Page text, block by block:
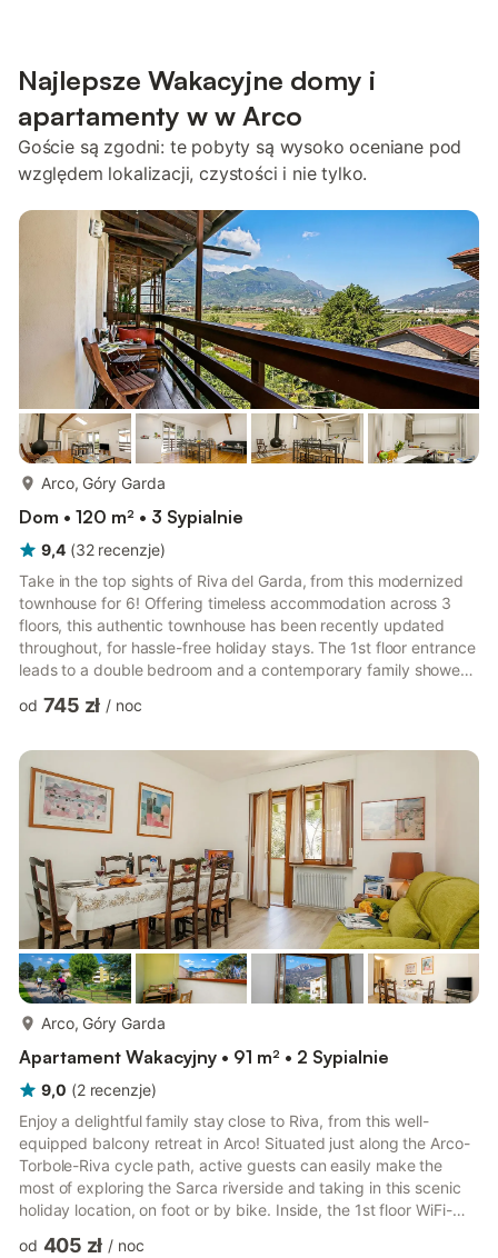
Najlepsze Wakacyjne domy i
apartamenty w w Arco
Goście są zgodni: te pobyty są wysoko oceniane pod
względem lokalizacji, czystości i nie tylko.
Arco, Góry Garda
Dom • 120 m² • 3 Sypialnie
9,4 (32 recenzje)
Take in the top sights of Riva del Garda, from this modernized
townhouse for 6! Offering timeless accommodation across 3
floors, this authentic townhouse has been recently updated
throughout, for hassle-free holiday stays. The 1st floor entrance
leads to a double bedroom and a contemporary family shower
guest bedroom and a 2nd sleek fitted family shower room. To
screen TV accompany a modern kitchen diner for 6 and a
scenic private balcony. The living room also b...
od 745 zł / noc
Arco, Góry Garda
Apartament Wakacyjny • 91 m² • 2 Sypialnie
9,0 (2 recenzje)
Enjoy a delightful family stay close to Riva, from this well-
equipped balcony retreat in Arco! Situated just along the Arco-
Torbole-Riva cycle path, active guests can easily make the
most of exploring the Sarca riverside and taking in this scenic
holiday location, on foot or by bike. Inside, the 1st floor WiFi-
layout features a functional living room with double sofa bed,
od 405 zł / noc